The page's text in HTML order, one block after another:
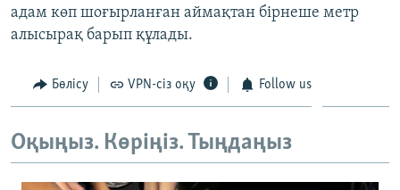
адам көп шоғырланған аймақтан бірнеше метр
алысырақ барып құлады.
Бөлісу VPN-сіз оқу Follow us
Оқыңыз. Көріңіз. Тыңдаңыз